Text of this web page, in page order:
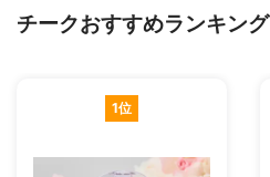
チークおすすめランキング
1位